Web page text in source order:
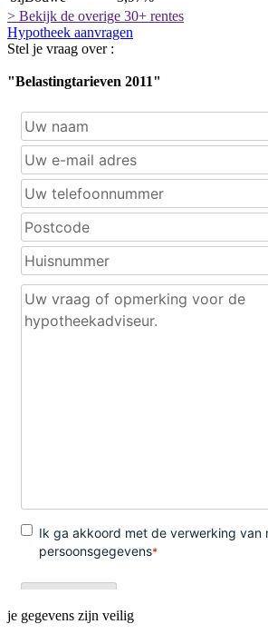
> Bekijk de overige 30+ rentes
Hypotheek aanvragen
Stel je vraag over :
"Belastingtarieven 2011"
je gegevens zijn veilig